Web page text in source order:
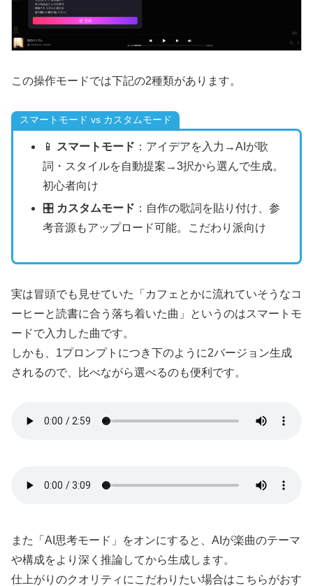
この操作モードでは下記の2種類があります。
スマートモード vs カスタムモード
📱 スマートモード ：アイデアを入力→AIが歌
詞・スタイルを自動提案→3択から選んで生成。
初心者向け
🎛️ カスタムモード ：自作の歌詞を貼り付け、参
考音源もアップロード可能。こだわり派向け
実は冒頭でも見せていた「カフェとかに流れていそうなコ
ーヒーと読書に合う落ち着いた曲」というのはスマートモ
ードで入力した曲です。
しかも、1プロンプトにつき下のように2バージョン生成
されるので、比べながら選べるのも便利です。
また「AI思考モード」をオンにすると、AIが楽曲のテーマ
や構成をより深く推論してから生成します。
仕上がりのクオリティにこだわりたい場合はこちらがおす